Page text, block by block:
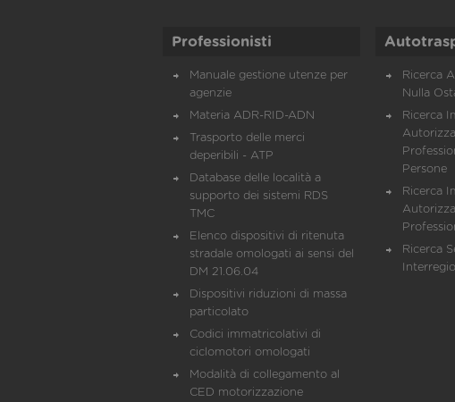
Professionisti
Manuale gestione utenze per
agenzie
Materia ADR-RID-ADN
Trasporto delle merci
deperibili - ATP
Database delle località a
supporto dei sistemi RDS
TMC
Elenco dispositivi di ritenuta
stradale omologati ai sensi del
DM 21.06.04
Dispositivi riduzioni di massa
particolato
Codici immatricolativi di
ciclomotori omologati
Modalità di collegamento al
CED motorizzazione
Ricerca
Nulla
Ricerca
Persone
Ricerca
Ricerca